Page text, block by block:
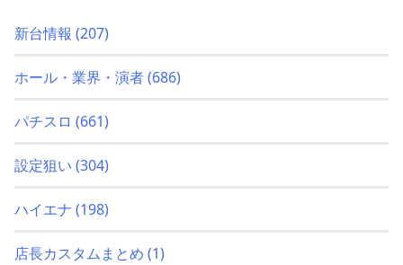
新台情報 (207)
ホール・業界・演者(686)
パチスロ (661)
設定狙い (304)
ハイエナ (198)
店長カスタムまとめ (1)